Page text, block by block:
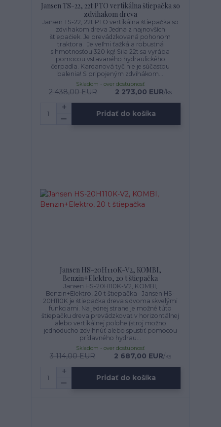
Jansen TS-22, 22t PTO vertikálna štiepačka so
zdvihakom dreva
Jansen TS-22, 22t PTO vertikálna štiepačka so
zdvihakom dreva Jedna z najnovších
štiepačiek. Je prevádzkovaná pohonom
traktora. Je veľmi ťažká a robustná
s hmotnosťou 320 kg! Sila 22t sa vyrába
pomocou vstavaného hydraulického
čerpadla. Kardanová tyč nie je súčasťou
balenia! S pripojeným zdvihákom...
2 438,00 EUR 2 273,00 EUR/ks
Skladom - over dostupnosť
Pridať do košíka
Jansen HS-20H110K-V2, KOMBI,
Benzin+Elektro, 20 t štiepačka
Jansen HS-20H110K-V2, KOMBI,
Benzin+Elektro, 20 t štiepačka Jansen HS-
20H110K je štiepačka dreva s dvoma skvelými
funkciami. Na jednej strane je možné túto
štiepačku dreva prevádzkovať v horizontálnej
alebo vertikálnej polohe (stroj možno
jednoducho zdvihnúť alebo spustiť pomocou
prídavného hydrau...
3 114,00 EUR 2 687,00 EUR/ks
Skladom - over dostupnosť
Pridať do košíka